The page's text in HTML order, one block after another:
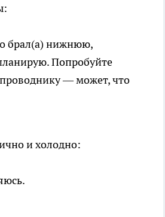
брал(а) нижнюю,
Попробуйте
— может, что
и холодно: